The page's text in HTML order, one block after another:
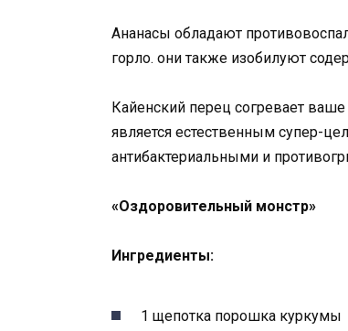
Ананасы обладают
горло. они также изобилуют
Кайенский перец согревает
является естественным супер-
антибактериальными и
«Оздоровительный монстр»
Ингредиенты:
1 щепотка порошка куркумы